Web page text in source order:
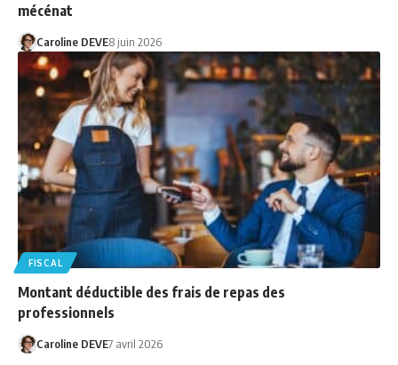
mécénat
Caroline DEVE8 juin 2026
FISCAL
Montant déductible des frais de repas des
professionnels
Caroline DEVE7 avril 2026